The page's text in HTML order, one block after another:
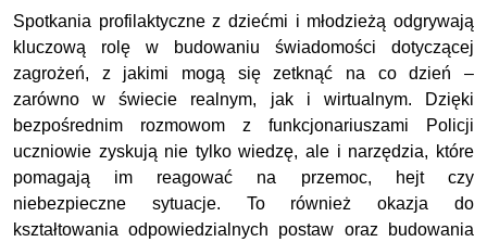
Spotkania profilaktyczne z dziećmi i młodzieżą odgrywają
kluczową rolę w budowaniu świadomości dotyczącej
zagrożeń, z jakimi mogą się zetknąć na co dzień –
zarówno w świecie realnym, jak i wirtualnym. Dzięki
bezpośrednim rozmowom z funkcjonariuszami Policji
uczniowie zyskują nie tylko wiedzę, ale i narzędzia, które
pomagają im reagować na przemoc, hejt czy
niebezpieczne sytuacje. To również okazja do
kształtowania odpowiedzialnych postaw oraz budowania